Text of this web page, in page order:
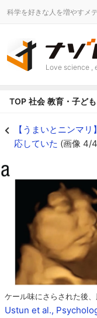
科学を好きな人を増やすメ
Love science ,
TOP 社会 教育・子ども
【うまいとニンマ
応していた (画像 4/
ケール味にさらされた後
Ustun et al.,